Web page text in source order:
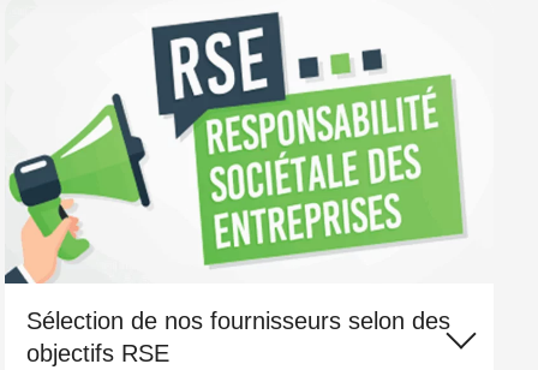
Sélection de nos fournisseurs selon des
objectifs RSE